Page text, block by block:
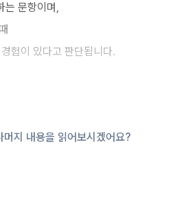
는 문항이며,
험이 있다고 판단됩니다.
려움이
머지 내용을 읽어보시겠어요?